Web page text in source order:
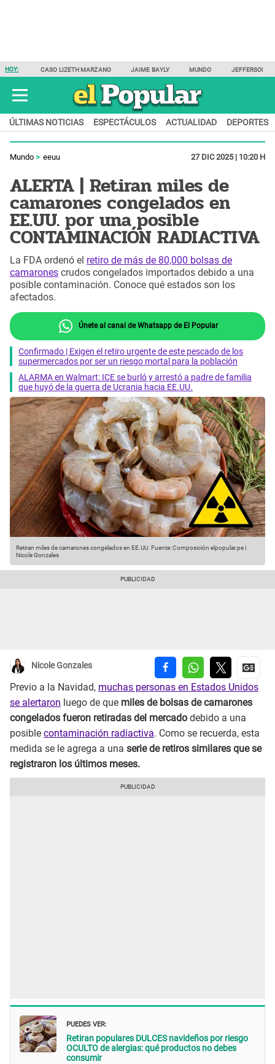
HOY: CASO LIZETH MARZANO JAIME BAYLY MUNDO JEFFERSON
ÚLTIMAS NOTICIAS ESPECTÁCULOS ACTUALIDAD DEPORTES
Mundo eeuu 27 DIC 2025 | 10:20 H
ALERTA | Retiran miles de
camarones congelados en
EE.UU. por una posible
CONTAMINACIÓN RADIACTIVA
La FDA ordenó el retiro de más de 80,000 bolsas de
camarones crudos congelados importados debido a una
posible contaminación. Conoce qué estados son los
afectados.
Únete al canal de Whatsapp de El Popular
Confirmado | Exigen el retiro urgente de este pescado de los
supermercados por ser un riesgo mortal para la población
ALARMA en Walmart: ICE se burló y arrestó a padre de familia
que huyó de la guerra de Ucrania hacia EE.UU.
Retiran miles de camarones congelados en EE.UU. Fuente: Composición elpopular.pe |
Nicole Gonzales
Nicole Gonzales
Previo a la Navidad, muchas personas en Estados Unidos
se alertaron luego de que miles de bolsas de camarones
congelados fueron retiradas del mercado debido a una
posible contaminación radiactiva. Como se recuerda, esta
medida se le agrega a una serie de retiros similares que se
registraron los últimos meses.
PUEDES VER:
Retiran populares DULCES navideños por riesgo
OCULTO de alergias: qué productos no debes
consumir